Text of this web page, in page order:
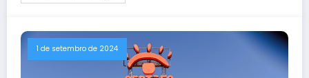
1 de setembro de 2024